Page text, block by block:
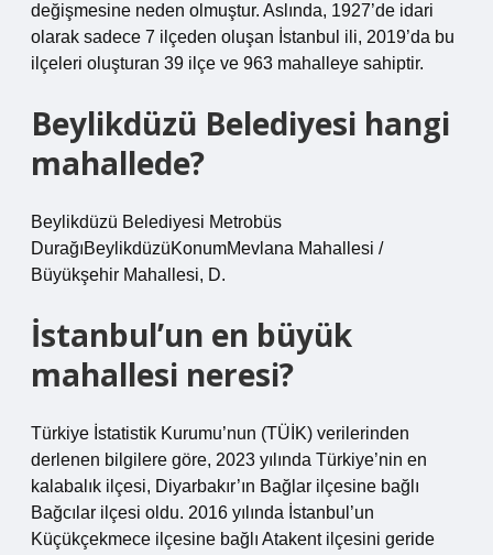
değişmesine neden olmuştur. Aslında, 1927’de idari
olarak sadece 7 ilçeden oluşan İstanbul ili, 2019’da bu
ilçeleri oluşturan 39 ilçe ve 963 mahalleye sahiptir.
Beylikdüzü Belediyesi hangi
mahallede?
Beylikdüzü Belediyesi Metrobüs
DurağıBeylikdüzüKonumMevlana Mahallesi /
Büyükşehir Mahallesi, D.
İstanbul’un en büyük
mahallesi neresi?
Türkiye İstatistik Kurumu’nun (TÜİK) verilerinden
derlenen bilgilere göre, 2023 yılında Türkiye’nin en
kalabalık ilçesi, Diyarbakır’ın Bağlar ilçesine bağlı
Bağcılar ilçesi oldu. 2016 yılında İstanbul’un
Küçükçekmece ilçesine bağlı Atakent ilçesini geride